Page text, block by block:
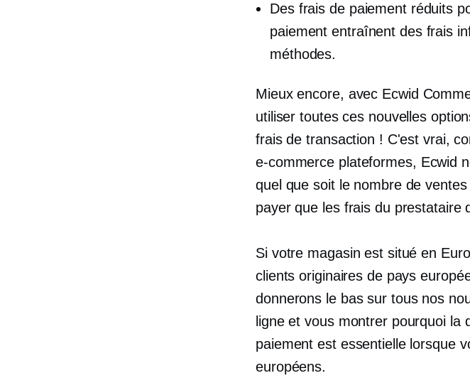
Des frais de paiement réduits
paiement entraînent des frais
méthodes.
Mieux encore, avec Ecwid
utiliser toutes ces nouvelles
frais de transaction ! C'est vrai,
e-commerce plateformes, Ecwid
quel que soit le nombre de
payer que les frais du prestataire
Si votre magasin est situé en
clients originaires de pays
donnerons le bassur tous nos
ligne et vous montrer pourquoi la
paiement est essentielle lorsque
européens.